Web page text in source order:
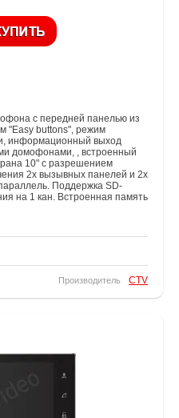
с передней панелью из
"Easy buttons", режим
информационный выход
домофонами, , встроенный
10" с разрешением
2х вызывных панелей и 2х
Поддержка SD-
на 1 кан. Встроенная память
Производитель CTV